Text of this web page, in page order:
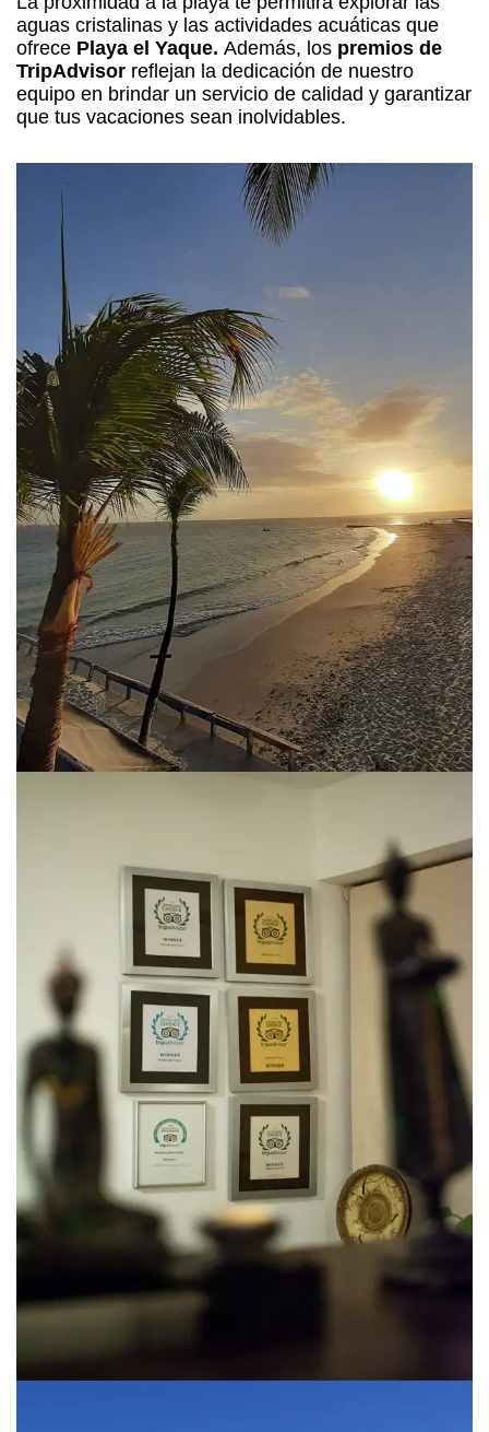
aguas cristalinas y las actividades acuáticas que
ofrece Playa el Yaque. Además, los premios de
TripAdvisor reflejan la dedicación de nuestro
equipo en brindar un servicio de calidad y garantizar
que tus vacaciones sean inolvidables.